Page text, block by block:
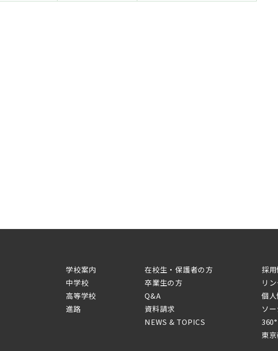
学校案内
中学校
高等学校
進路
在校生・保護者の方
卒業生の方
Q&A
資料請求
NEWS & TOPICS
採
リ
個
ソ
東